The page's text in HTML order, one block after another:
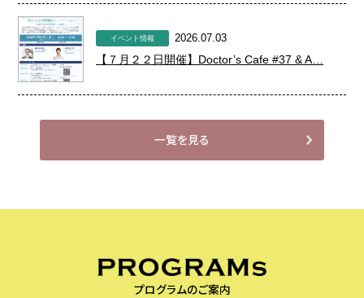
イベント情報
2026.07.03
【７月２２日開催】Doctor’s Cafe #37 & A…
一覧を見る
プログラムのご案内